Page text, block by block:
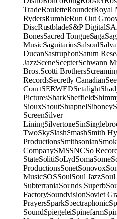
TradeRouletteRounderRoyal
RydersRumbleRun Out
DiscRustbladeS&P Digital
BonesSacred TongueSaga
MusicSaguitariusSalsoul
DucanSastruphonSaturn
JazzSceneScepterSchwann
Bros.Scotti Brothers
RecordsSecretly Canadian
CourtSERWEDSetalight
PicturesSharkSheffield
SiouxShoutShrapnelSiboney
ScreenSilver
LiningSilvertoneSin
TwoSkySlashSmashSmith
ProductionsSmithsonian
CompanySMSSNCSo
StateSolitiSoLydSomaSome
ProductionsSonetSonovox
MusicSOSSoulSoul JazzSoul
SubterraniaSounds Superb
FactorySoundvisionSoviet
PrayersSparkSpectraphonic
SoundSpiegeleiSpinefarm